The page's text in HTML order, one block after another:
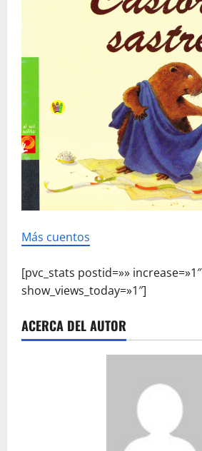
Más cuentos
[pvc_stats postid=»» increase=»1″
show_views_today=»1″]
ACERCA DEL AUTOR